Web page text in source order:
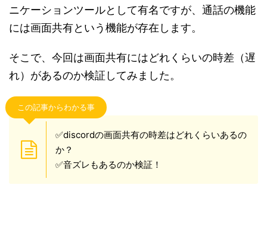
ニケーションツールとして有名ですが、通話の機能
には画面共有という機能が存在します。
そこで、今回は画面共有にはどれくらいの時差（遅
れ）があるのか検証してみました。
この記事からわかる事
✅discordの画面共有の時差はどれくらいあるの
か？
✅音ズレもあるのか検証！